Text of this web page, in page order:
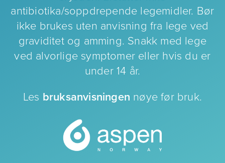
antibiotika/soppdrepende legemidler. Bør
ikke brukes uten anvisning fra lege ved
graviditet og amming. Snakk med lege
ved alvorlige symptomer eller hvis du er
under 14 år.
Les bruksanvisningen nøye før bruk.